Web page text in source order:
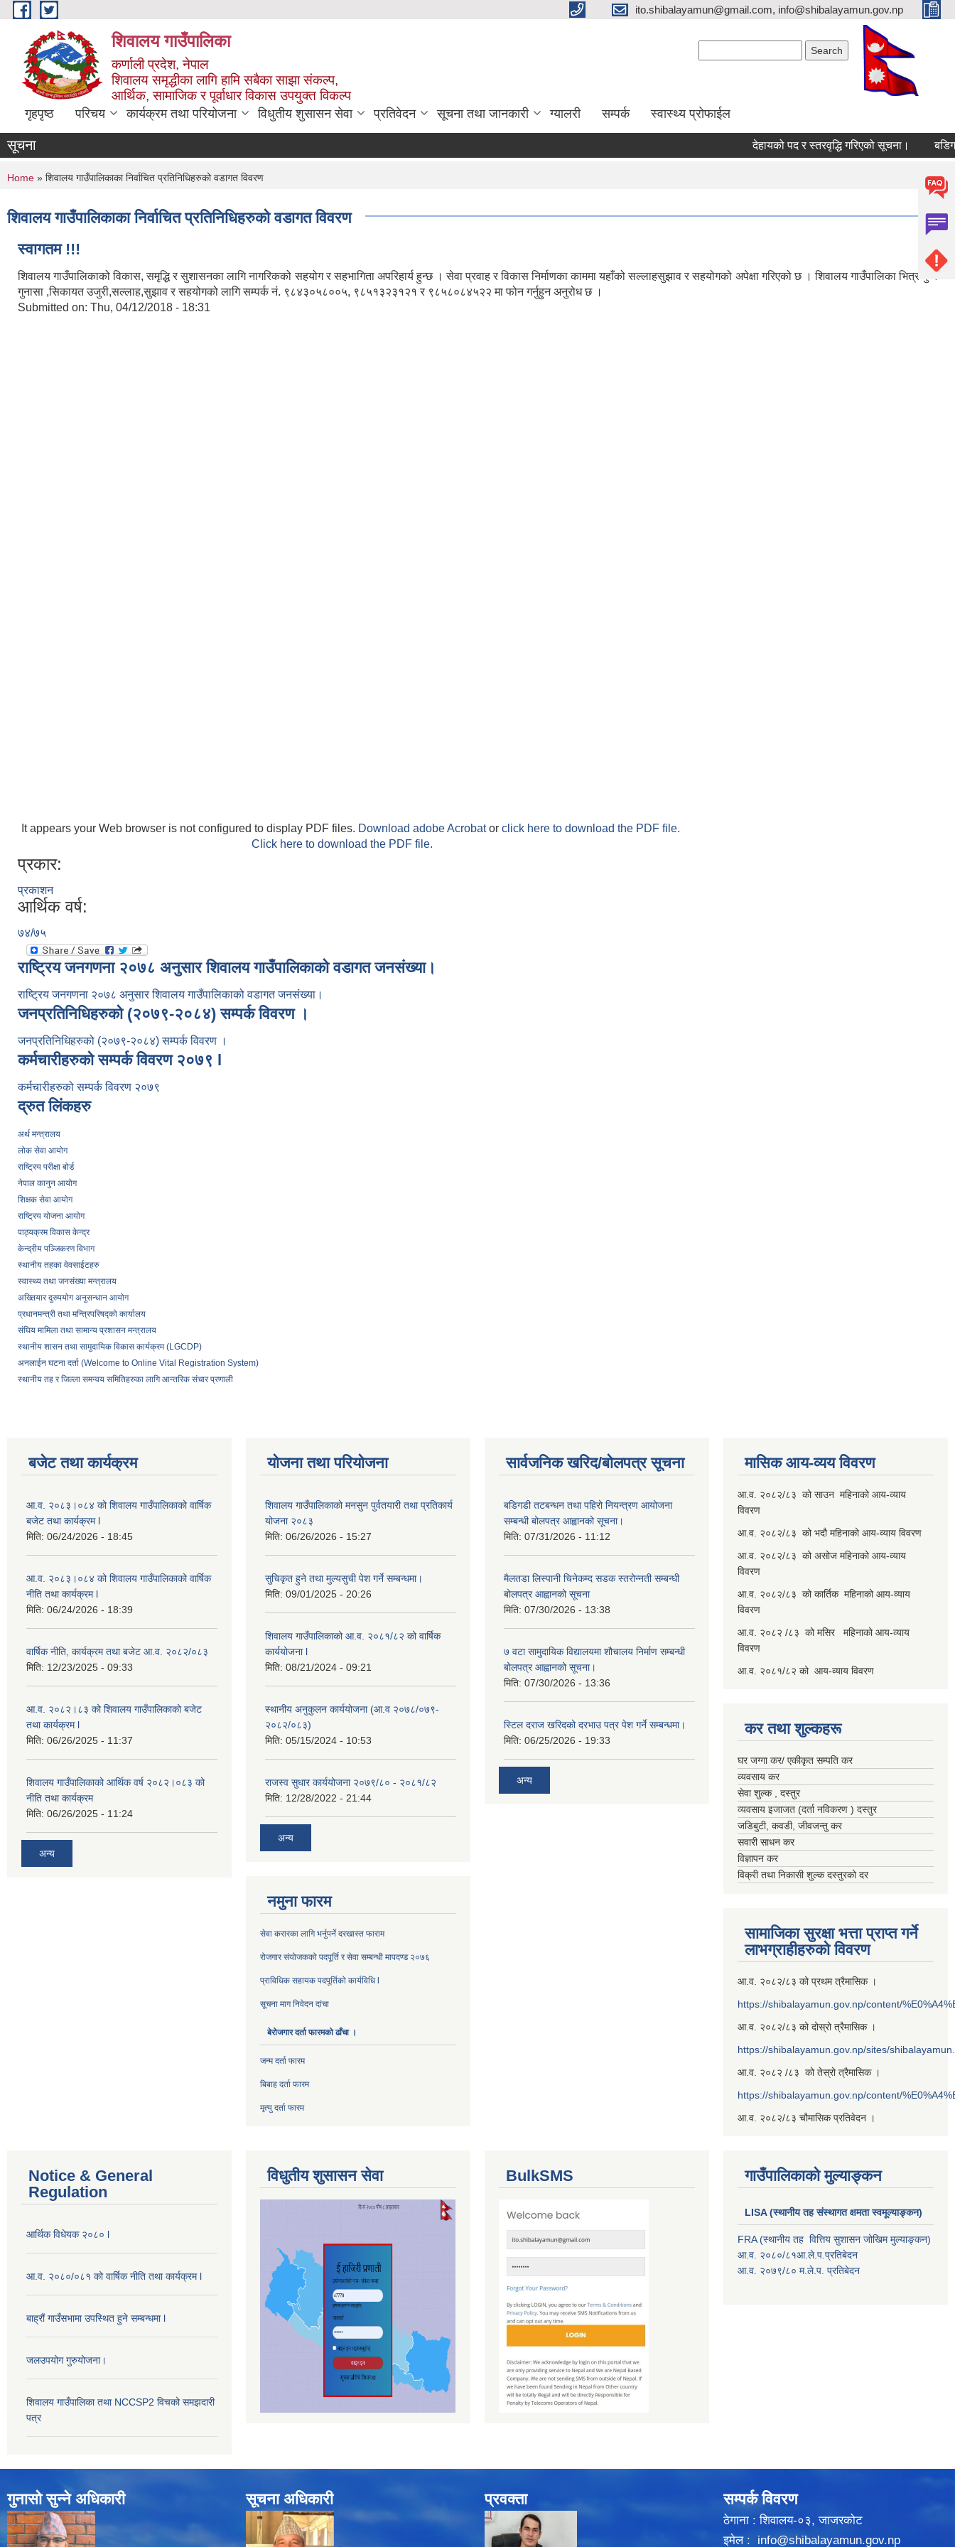
Skip to main content ito.shibalayamun@gmail.com, info@shibalayamun.gov.np
शिवालय गाउँपालिका
कर्णाली प्रदेश, नेपाल
शिवालय समृद्धीका लागि हामि सबैका साझा संकल्प,
आर्थिक, सामाजिक र पूर्वाधार विकास उपयुक्त विकल्प
गृहपृष्ठ परिचय कार्यक्रम तथा परियोजना विधुतीय शुसासन सेवा प्रतिवेदन सूचना तथा जानकारी ग्यालरी सम्पर्क स्वास्थ्य प्रोफाईल
सूचना देहायको पद र स्तरवृद्धि गरिएको सूचना। बडिगडी
You are here
Home » शिवालय गाउँपालिकाका निर्वाचित प्रतिनिधिहरुको वडागत विवरण
शिवालय गाउँपालिकाका निर्वाचित प्रतिनिधिहरुको वडागत विवरण
स्वागतम !!!
शिवालय गाउँपालिकाको विकास, समृद्धि र सुशासनका लागि नागरिकको सहयोग र सहभागिता अपरिहार्य हुन्छ । सेवा प्रवाह र विकास निर्माणका काममा यहाँको सल्लाहसुझाव र सहयोगको अपेक्षा गरिएको छ । शिवालय गाउँपालिका भित्र कुनै
गुनासा ,सिकायत उजुरी,सल्लाह,सुझाव र सहयोगको लागि सम्पर्क नं. ९८४३०५८००५, ९८५१३२३१२१ र ९८५८०८४५२२ मा फोन गर्नुहुन अनुरोध छ ।
Submitted on: Thu, 04/12/2018 - 18:31
It appears your Web browser is not configured to display PDF files. Download adobe Acrobator click here to download the PDF file.
Click here to download the PDF file.
प्रकार:
प्रकाशन
आर्थिक वर्ष:
७४/७५
राष्ट्रिय जनगणना २०७८ अनुसार शिवालय गाउँपालिकाको वडागत जनसंख्या।
राष्ट्रिय जनगणना २०७८ अनुसार शिवालय गाउँपालिकाको वडागत जनसंख्या।
जनप्रतिनिधिहरुको (२०७९-२०८४) सम्पर्क विवरण ।
जनप्रतिनिधिहरुको (२०७९-२०८४) सम्पर्क विवरण ।
कर्मचारीहरुको सम्पर्क विवरण २०७९ l
कर्मचारीहरुको सम्पर्क विवरण २०७९
द्रुत लिंकहरु
अर्थ मन्त्रालय
लोक सेवा आयोग
राष्ट्रिय परीक्षा बोर्ड
नेपाल कानुन आयोग
शिक्षक सेवा आयोग
राष्ट्रिय योजना आयोग
पाठ्यक्रम विकास केन्द्र
केन्द्रीय पञ्जिकरण विभाग
स्थानीय तहका वेवसाईटहरु
स्वास्थ्य तथा जनसंख्या मन्त्रालय
अख्तियार दुरुपयोग अनुसन्धान आयोग
प्रधानमन्त्री तथा मन्त्रिपरिषद्को कार्यालय
संघिय मामिला तथा सामान्य प्रशासन मन्त्रालय
स्थानीय शासन तथा सामुदायिक विकास कार्यक्रम (LGCDP)
अनलाईन घटना दर्ता (Welcome to Online Vital Registration System)
स्थानीय तह र जिल्ला समन्वय समितिहरुका लागि आन्तरिक संचार प्रणाली
बजेट तथा कार्यक्रम
आ.व. २०८३।०८४ को शिवालय गाउँपालिकाको वार्षिक
बजेट तथा कार्यक्रम l
मिति: 06/24/2026 - 18:45
आ.व. २०८३।०८४ को शिवालय गाउँपालिकाको वार्षिक
नीति तथा कार्यक्रम l
मिति: 06/24/2026 - 18:39
वार्षिक नीति, कार्यक्रम तथा बजेट आ.व. २०८२/०८३
मिति: 12/23/2025 - 09:33
आ.व. २०८२।८३ को शिवालय गाउँपालिकाको बजेट
तथा कार्यक्रम l
मिति: 06/26/2025 - 11:37
शिवालय गाउँपालिकाको आर्थिक वर्ष २०८२।०८३ को
नीति तथा कार्यक्रम
मिति: 06/26/2025 - 11:24
अन्य
योजना तथा परियोजना
शिवालय गाउँपालिकाको मनसुन पुर्वतयारी तथा प्रतिकार्य
योजना २०८३
मिति: 06/26/2026 - 15:27
सुचिकृत हुने तथा मुल्यसुची पेश गर्ने सम्बन्धमा।
मिति: 09/01/2025 - 20:26
शिवालय गाउँपालिकाको आ.व. २०८१/८२ को वार्षिक
कार्ययोजना l
मिति: 08/21/2024 - 09:21
स्थानीय अनुकुलन कार्ययोजना (आ.व २०७८/०७९-
२०८२/०८३)
मिति: 05/15/2024 - 10:53
राजस्व सुधार कार्ययोजना २०७९/८० - २०८१/८२
मिति: 12/28/2022 - 21:44
अन्य
नमुना फारम
सेवा करारका लागि भर्नुपर्ने दरखास्त फाराम
रोजगार संयोजकको पदपूर्ति र सेवा सम्बन्धी मापदण्ड २०७६
प्राविधिक सहायक पदपूर्तिको कार्यविधि l
सूचना माग निवेदन दांचा
बेरोजगार दर्ता फारमको ढाँचा ।
जन्म दर्ता फारम
बिबाह दर्ता फारम
मृत्यु दर्ता फारम
सार्वजनिक खरिद/बोलपत्र सूचना
बडिगडी तटबन्धन तथा पहिरो नियन्त्रण आयोजना
सम्बन्धी बोलपत्र आह्वानको सूचना।
मिति: 07/31/2026 - 11:12
मैलतडा लिस्पानी चिनेकम्द सडक स्तरोन्नती सम्बन्धी
बोलपत्र आह्वानको सूचना
मिति: 07/30/2026 - 13:38
७ वटा सामुदायिक विद्यालयमा शौचालय निर्माण सम्बन्धी
बोलपत्र आह्वानको सूचना।
मिति: 07/30/2026 - 13:36
स्टिल दराज खरिदको दरभाउ पत्र पेश गर्ने सम्बन्धमा।
मिति: 06/25/2026 - 19:33
अन्य
मासिक आय-व्यय विवरण
आ.व. २०८२/८३ को साउन महिनाको आय-व्याय
विवरण
आ.व. २०८२/८३ को भदौ महिनाको आय-व्याय विवरण
आ.व. २०८२/८३ को असोज महिनाको आय-व्याय
विवरण
आ.व. २०८२/८३ को कार्तिक महिनाको आय-व्याय
विवरण
आ.व. २०८२ /८३ को मसिर महिनाको आय-व्याय
विवरण
आ.व. २०८१/८२ को आय-व्याय विवरण
कर तथा शुल्कहरू
घर जग्गा कर/ एकीकृत सम्पति कर
व्यवसाय कर
सेवा शुल्क , दस्तुर
व्यवसाय इजाजत (दर्ता नविकरण ) दस्तुर
जडिबुटी, कवडी, जीवजन्तु कर
सवारी साधन कर
विज्ञापन कर
विक्री तथा निकासी शुल्क दस्तुरको दर
सामाजिका सुरक्षा भत्ता प्राप्त गर्ने
लाभग्राहीहरुको विवरण
आ.व. २०८२/८३ को प्रथम त्रैमासिक ।
https://shibalayamun.gov.np/content/
आ.व. २०८२/८३ को दोस्रो त्रैमासिक ।
https://shibalayamun.gov.np/sites/
आ.व. २०८२ /८३ को तेस्रो त्रैमासिक ।
https://shibalayamun.gov.np/content/
आ.व. २०८२/८३ चौमासिक प्रतिवेदन ।
Notice & General
Regulation
आर्थिक विधेयक २०८० l
आ.व. २०८०/०८१ को वार्षिक नीति तथा कार्यक्रम l
बाह्रौं गाउँसभामा उपस्थित हुने सम्बन्धमा l
जलउपयोग गुरुयोजना।
शिवालय गाउँपालिका तथा NCCSP2 विचको समझदारी
पत्र
विधुतीय शुसासन सेवा BulkSMS गाउँपालिकाको मुल्याङ्कन
LISA (स्थानीय तह संस्थागत क्षमता स्वमूल्याङ्कन)
FRA (स्थानीय तह वित्तिय सुशासन जोखिम मुल्याङ्कन)
आ.व. २०८०/८१आ.ले.प.प्रतिबेदन
आ.व. २०७९/८० म.ले.प. प्रतिबेदन
गुनासो सुन्ने अधिकारी सूचना अधिकारी प्रवक्ता सम्पर्क विवरण
ठेगाना : शिवालय-०३, जाजरकोट
इमेल : info@shibalayamun.gov.np